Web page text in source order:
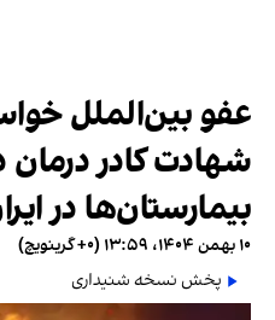
عفو بین‌الملل
شهادت کادر درمان
بیمارستان‌ها در
۱۰ بهمن ۱۴۰۴، ۱۳:۵۹ (‎+۰ گرینویچ)
پخش نسخه شنیداری